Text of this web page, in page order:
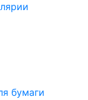
бумаги